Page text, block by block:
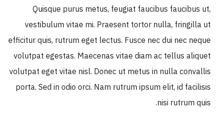
Quisque purus metus, feugiat faucibus faucibus ut,
vestibulum vitae mi. Praesent tortor nulla, fringilla ut
efficitur quis, rutrum eget lectus. Fusce nec dui nec neque
volutpat egestas. Maecenas vitae diam ac tellus aliquet
volutpat eget vitae nisl. Donec ut metus in nulla convallis
porta. Sed in odio orci. Nam rutrum ipsum elit, id facilisis
nisi rutrum quis.